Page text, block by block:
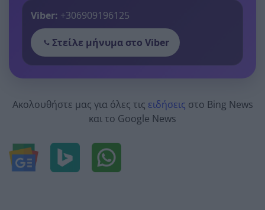
Viber: +306909196125
Στείλε μήνυμα στο Viber
Ακολουθήστε μας για όλες τις ειδήσεις στο Bing News
και το Google News